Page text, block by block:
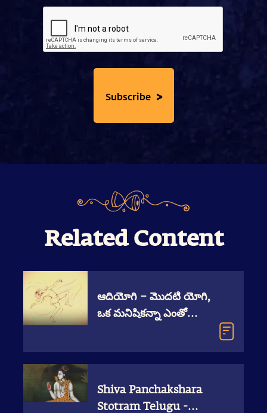
Subscribe >
Related Content
ఆదియోగి – మొదటి యోగి,
ఒక మనిషికన్నా ఎంతో
Shiva Panchakshara
Stotram Telugu -